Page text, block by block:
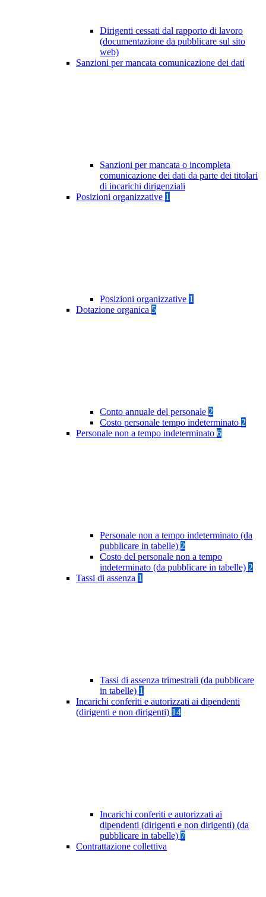
Dirigenti cessati dal rapporto di lavoro
(documentazione da pubblicare sul sito
web)
Sanzioni per mancata comunicazione dei dati
Sanzioni per mancata o incompleta
comunicazione dei dati da parte dei titolari
di incarichi dirigenziali
Posizioni organizzative 1
Posizioni organizzative 1
Dotazione organica 5
Conto annuale del personale 2
Costo personale tempo indeterminato 2
Personale non a tempo indeterminato 6
Personale non a tempo indeterminato (da
pubblicare in tabelle) 2
Costo del personale non a tempo
indeterminato (da pubblicare in tabelle) 2
Tassi di assenza 1
Tassi di assenza trimestrali (da pubblicare
in tabelle) 1
Incarichi conferiti e autorizzati ai dipendenti
(dirigenti e non dirigenti) 14
Incarichi conferiti e autorizzati ai
dipendenti (dirigenti e non dirigenti) (da
pubblicare in tabelle) 7
Contrattazione collettiva